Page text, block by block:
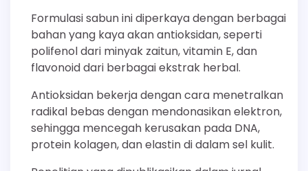
Formulasi sabun ini diperkaya dengan berbagai
bahan yang kaya akan antioksidan, seperti
polifenol dari minyak zaitun, vitamin E, dan
flavonoid dari berbagai ekstrak herbal.
Antioksidan bekerja dengan cara menetralkan
radikal bebas dengan mendonasikan elektron,
sehingga mencegah kerusakan pada DNA,
protein kolagen, dan elastin di dalam sel kulit.